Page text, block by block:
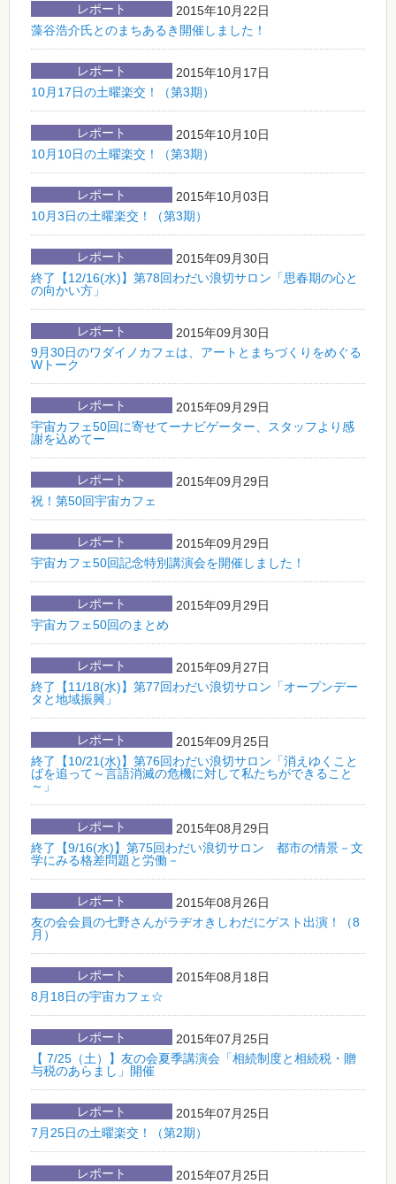
レポート
2015年10月22日
藻谷浩介氏とのまちあるき開催しました！
レポート
2015年10月17日
10月17日の土曜楽交！（第3期）
レポート
2015年10月10日
10月10日の土曜楽交！（第3期）
レポート
2015年10月03日
10月3日の土曜楽交！（第3期）
レポート
2015年09月30日
終了【12/16(水)】第78回わだい浪切サロン「思春期の心と
の向かい方」
レポート
2015年09月30日
9月30日のワダイノカフェは、アートとまちづくりをめぐる
Wトーク
レポート
2015年09月29日
宇宙カフェ50回に寄せてーナビゲーター、スタッフより感
謝を込めてー
レポート
2015年09月29日
祝！第50回宇宙カフェ
レポート
2015年09月29日
宇宙カフェ50回記念特別講演会を開催しました！
レポート
2015年09月29日
宇宙カフェ50回のまとめ
レポート
2015年09月27日
終了【11/18(水)】第77回わだい浪切サロン「オープンデー
タと地域振興」
レポート
2015年09月25日
終了【10/21(水)】第76回わだい浪切サロン「消えゆくこと
ばを追って～言語消滅の危機に対して私たちができること
～」
レポート
2015年08月29日
終了【9/16(水)】第75回わだい浪切サロン 都市の情景－文
学にみる格差問題と労働－
レポート
2015年08月26日
友の会会員の七野さんがラヂオきしわだにゲスト出演！（8
月）
レポート
2015年08月18日
8月18日の宇宙カフェ☆
レポート
2015年07月25日
【 7/25（土）】友の会夏季講演会「相続制度と相続税・贈
与税のあらまし」開催
レポート
2015年07月25日
7月25日の土曜楽交！（第2期）
レポート
2015年07月25日